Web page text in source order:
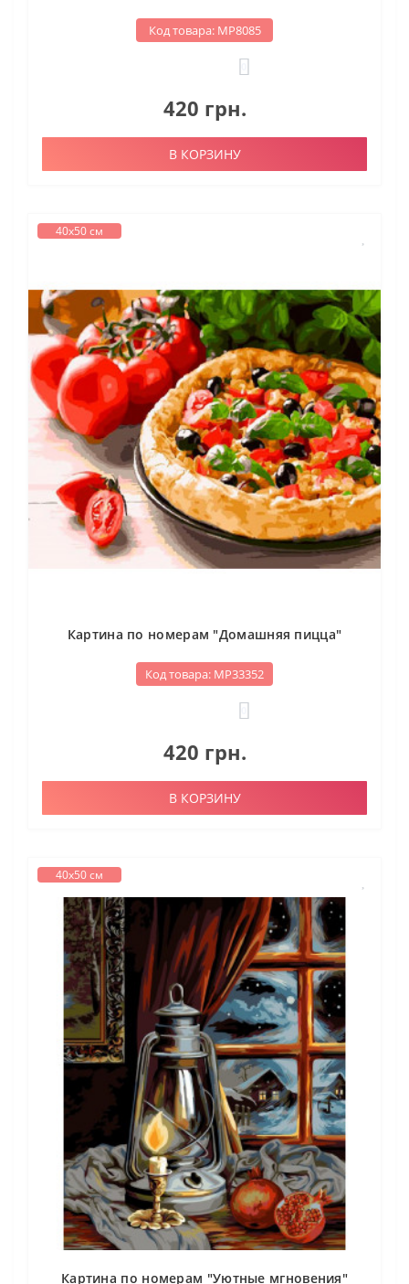
Код товара: МР8085
420 грн.
В КОРЗИНУ
40х50 см
Картина по номерам "Домашняя пицца"
Код товара: МР33352
420 грн.
В КОРЗИНУ
40х50 см
Картина по номерам "Уютные мгновения"